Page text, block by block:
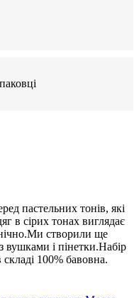
пастельних тонів, які
в сірих тонах виглядає
створили ще
вушками і пінетки.Набір
100% бавовна.